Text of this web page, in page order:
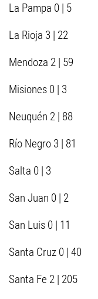
La Pampa 0 | 5
La Rioja 3 | 22
Mendoza 2 | 59
Misiones 0 | 3
Neuquén 2 | 88
Río Negro 3 | 81
Salta 0 | 3
San Juan 0 | 2
San Luis 0 | 11
Santa Cruz 0 | 40
Santa Fe 2 | 205